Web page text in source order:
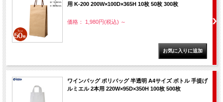
用 K-200 200W×100D×365H 10枚 50枚 300枚
価格： 1,980円(税込) ～
ワインバッグ ポリバッグ 半透明 A4サイズ ボトル 手提げ
ルミエル 2本用 220W×95D×350H 100枚 500枚